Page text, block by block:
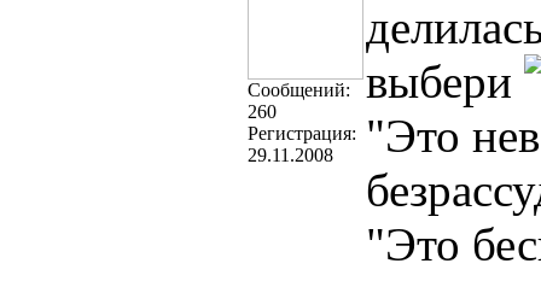
Cообщений:
260
Регистрация:
29.11.2008
выбери
"Это
"Это